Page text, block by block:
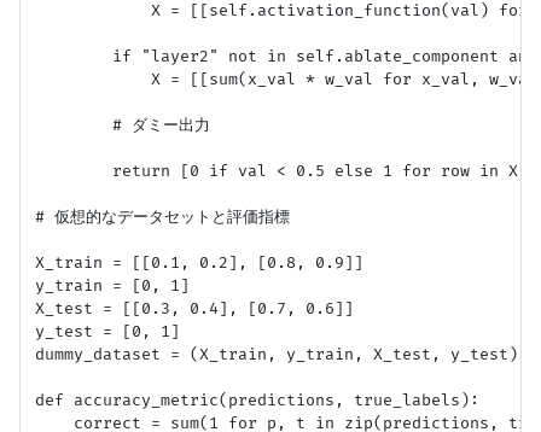
X = [[self.activation_function(val) for
if "layer2" not in self.ablate_component
X = [[sum(x_val * w_val for x_val,
        # ダミー出力
return [0 if val < 0.5 else 1 for row in X
# 仮想的なデータセットと評価指標
X_train = [[0.1, 0.2], [0.8, 0.9]]
y_train = [0, 1]
X_test = [[0.3, 0.4], [0.7, 0.6]]
y_test = [0, 1]
dummy_dataset = (X_train, y_train, X_test, y_test)
def accuracy_metric(predictions, true_labels):
correct = sum(1 for p, t in zip(predictions,